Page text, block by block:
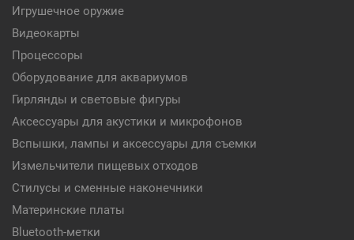
Игрушечное оружие
Видеокарты
Процессоры
Оборудование для аквариумов
Гирлянды и световые фигуры
Аксессуары для акустики и микрофонов
Вспышки, лампы и аксессуары для съемки
Измельчители пищевых отходов
Стилусы и сменные наконечники
Материнские платы
Bluetooth-метки